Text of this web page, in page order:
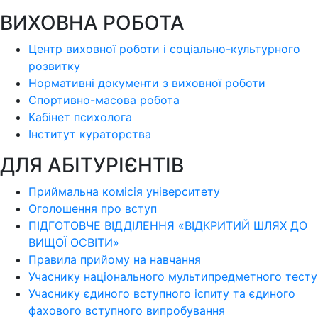
ВИХОВНА РОБОТА
Центр виховної роботи і соціально-культурного
розвитку
Нормативні документи з виховної роботи
Спортивно-масова робота
Кабінет психолога
Інститут кураторства
ДЛЯ АБІТУРІЄНТІВ
Приймальна комісія університету
Оголошення про вступ
ПІДГОТОВЧЕ ВІДДІЛЕННЯ «ВІДКРИТИЙ ШЛЯХ ДО
ВИЩОЇ ОСВІТИ»
Правила прийому на навчання
Учаснику національного мультипредметного тесту
Учаснику єдиного вступного іспиту та єдиного
фахового вступного випробування